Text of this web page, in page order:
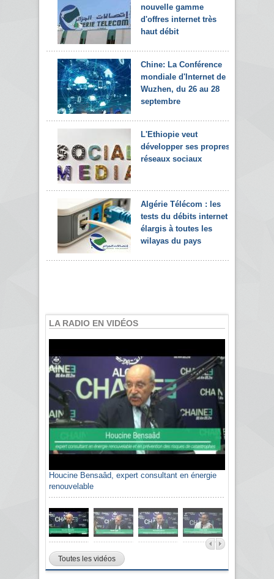
nouvelle gamme
d'offres internet très
haut débit
Chine: La Conférence
mondiale d'Internet de
Wuzhen, du 26 au 28
septembre
L'Ethiopie veut
développer ses propres
réseaux sociaux
Algérie Télécom : les
tests du débits internet
élargis à toutes les
wilayas du pays
LA RADIO EN VIDÉOS
Sami Agli, président de la Confédération
algérienne du patronat citoyen CAPC
Toutes les vidéos